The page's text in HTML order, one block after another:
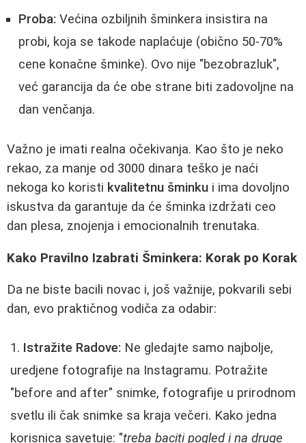
Proba: Većina ozbiljnih šminkera insistira na
probi, koja se takode naplaćuje (obično 50-70%
cene konačne šminke). Ovo nije "bezobrazluk",
već garancija da će obe strane biti zadovoljne na
dan venčanja.
Važno je imati realna očekivanja. Kao što je neko
rekao, za manje od 3000 dinara teško je naći
nekoga ko koristi kvalitetnu šminku i ima dovoljno
iskustva da garantuje da će šminka izdržati ceo
dan plesa, znojenja i emocionalnih trenutaka.
Kako Pravilno Izabrati Šminkera: Korak po Korak
Da ne biste bacili novac i, još važnije, pokvarili sebi
dan, evo praktičnog vodiča za odabir:
Istražite Radove: Ne gledajte samo najbolje,
uredjene fotografije na Instagramu. Potražite
"before and after" snimke, fotografije u prirodnom
svetlu ili čak snimke sa kraja večeri. Kako jedna
korisnica savetuje: "treba baciti pogled i na druge